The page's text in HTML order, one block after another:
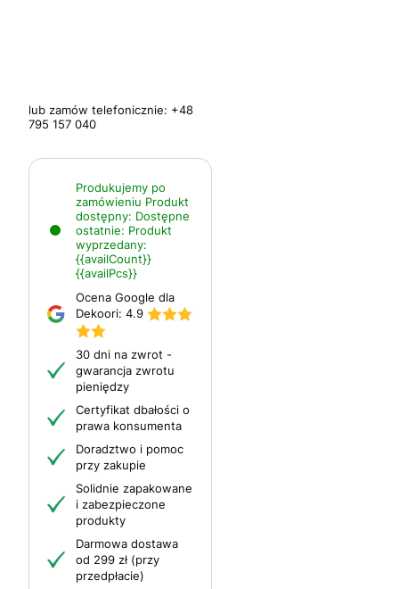
lub zamów telefonicznie: +48
795 157 040
Produkujemy po
zamówieniu Produkt
dostępny: Dostępne
ostatnie: Produkt
wyprzedany:
{{availCount}}
{{availPcs}}
Ocena Google dla
Dekoori: 4.9
30 dni na zwrot -
gwarancja zwrotu
pieniędzy
Certyfikat dbałości o
prawa konsumenta
Doradztwo i pomoc
przy zakupie
Solidnie zapakowane
i zabezpieczone
produkty
Darmowa dostawa
od 299 zł (przy
przedpłacie)